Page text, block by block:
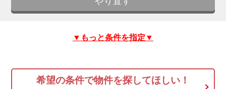
▼もっと条件を指定▼
希望の条件で物件を探してほしい！